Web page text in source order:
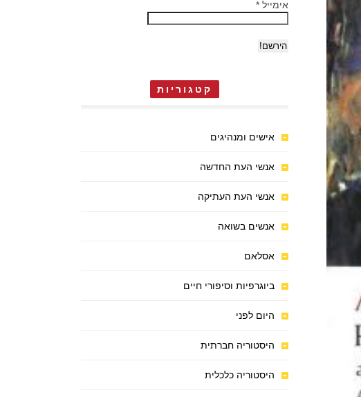
אימייל *
קטגוריות
אישים ומנהיגים
אנשי העת החדשה
אנשי העת העתיקה
אנשים בשואה
אסלאם
ביוגרפיות וסיפורי חיים
היום לפני
היסטוריה חברתית
היסטוריה כלכלית